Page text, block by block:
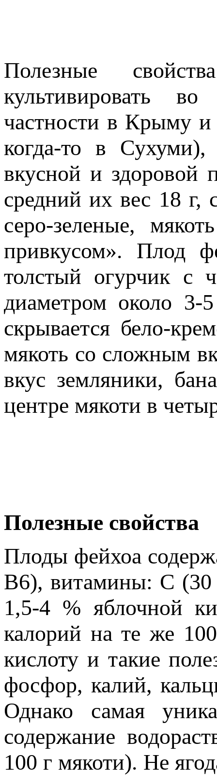
Полезные
культивировать
частности в Крыму
когда-то в
вкусной и
средний их вес 18 г,
серо-зеленые,
привкусом». Плод
толстый огурчик с
диаметром около 3-
скрывается бело-
мякоть со сложным
вкус земляники,
центре мякоти в
Полезные свойства
Плоды фейхоа
В6), витамины: С (30
1,5-4 % яблочной
калорий на те же
кислоту и такие
фосфор, калий,
Однако самая
содержание
100 г мякоти). Не